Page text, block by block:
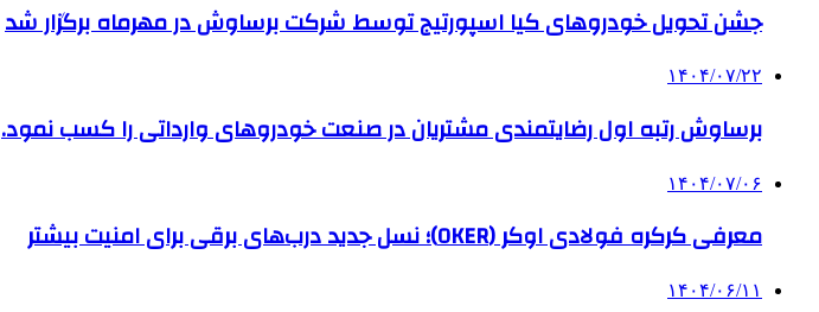
جشن تحویل خودروهای کیا اسپورتیج توسط شرکت برساوش در مهرماه برگزار شد
۱۴۰۴/۰۷/۲۲
برساوش رتبه اول رضایتمندی مشتریان در صنعت خودروهای وارداتی را کسب نمود.
۱۴۰۴/۰۷/۰۶
معرفی کرکره فولادی اوکر (OKER)؛ نسل جدید درب‌های برقی برای امنیت بیشتر
۱۴۰۴/۰۶/۱۱